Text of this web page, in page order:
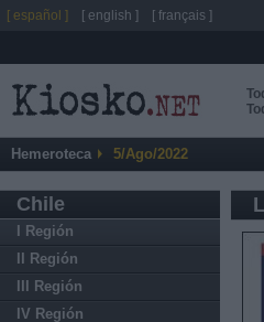
Hemeroteca 5/Ago/2022
Chile
I Región
II Región
III Región
IV Región
[ español ] [ english ] [ français ]